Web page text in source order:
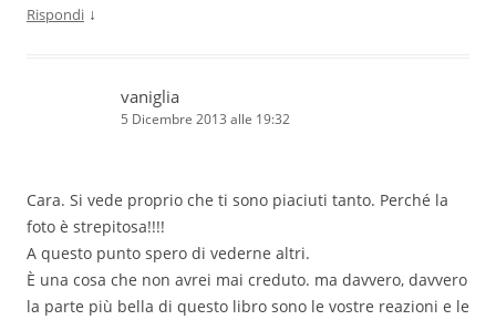
Rispondi ↓
vaniglia
5 Dicembre 2013 alle 19:32
Cara. Si vede proprio che ti sono piaciuti tanto. Perché la
foto è strepitosa!!!!
A questo punto spero di vederne altri.
È una cosa che non avrei mai creduto. ma davvero, davvero
la parte più bella di questo libro sono le vostre reazioni e le